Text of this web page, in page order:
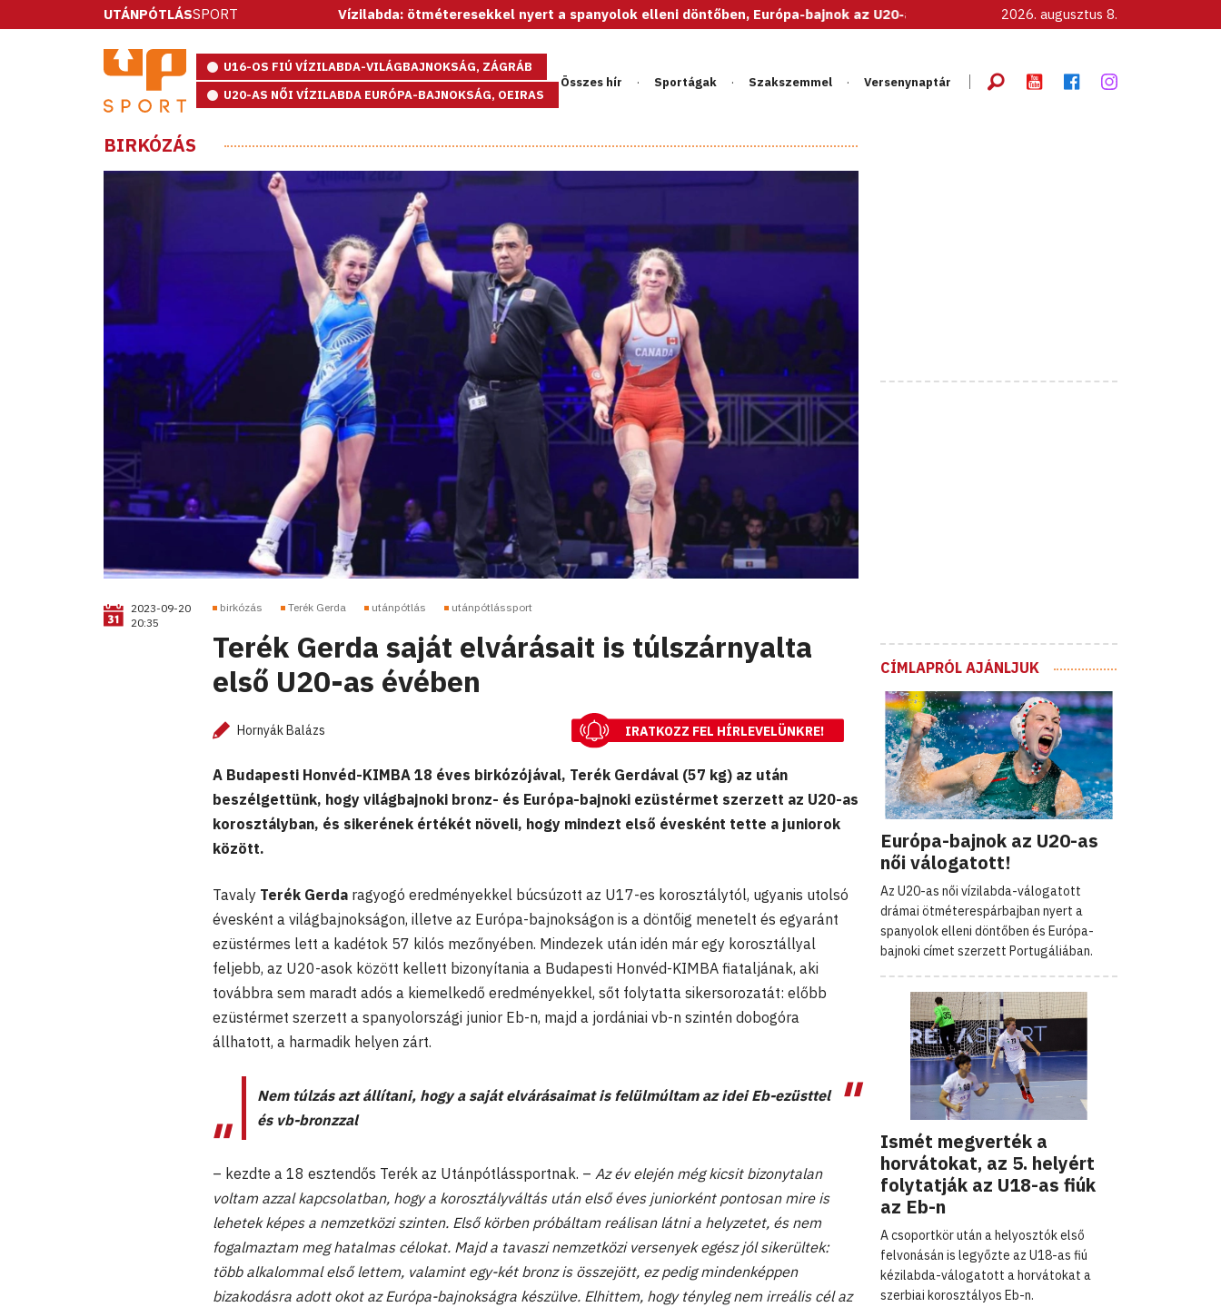
UTÁNPÓTLÁSSPORTVízilabda: ötméteresekkel nyert a spanyolok elleni döntőben, Európa-bajnok az U20-as női válogatott! 2026. augusztus 8.
U16-OS FIÚ VÍZILABDA-VILÁGBAJNOKSÁG, ZÁGRÁB
U20-AS NŐI VÍZILABDA EURÓPA-BAJNOKSÁG, OEIRAS
Összes hír Sportágak Szakszemmel Versenynaptár
BIRKÓZÁS
2023-09-20
20:35
birkózás Terék Gerda utánpótlás utánpótlássport
Terék Gerda saját elvárásait is túlszárnyalta
első U20-as évében
Hornyák Balázs IRATKOZZ FEL HÍRLEVELÜNKRE!
A Budapesti Honvéd-KIMBA 18 éves birkózójával, Terék Gerdával (57 kg) az után
beszélgettünk, hogy világbajnoki bronz- és Európa-bajnoki ezüstérmet szerzett az U20-as
korosztályban, és sikerének értékét növeli, hogy mindezt első évesként tette a juniorok
között.
Tavaly Terék Gerda ragyogó eredményekkel búcsúzott az U17-es korosztálytól, ugyanis utolsó
évesként a világbajnokságon, illetve az Európa-bajnokságon is a döntőig menetelt és egyaránt
ezüstérmes lett a kadétok 57 kilós mezőnyében. Mindezek után idén már egy korosztállyal
feljebb, az U20-asok között kellett bizonyítania a Budapesti Honvéd-KIMBA fiataljának, aki
továbbra sem maradt adós a kiemelkedő eredményekkel, sőt folytatta sikersorozatát: előbb
ezüstérmet szerzett a spanyolországi junior Eb-n, majd a jordániai vb-n szintén dobogóra
állhatott, a harmadik helyen zárt.
Nem túlzás azt állítani, hogy a saját elvárásaimat is felülmúltam az idei Eb-ezüsttel
és vb-bronzzal
– kezdte a 18 esztendős Terék az Utánpótlássportnak. – Az év elején még kicsit bizonytalan
voltam azzal kapcsolatban, hogy a korosztályváltás után első éves juniorként pontosan mire is
lehetek képes a nemzetközi szinten. Első körben próbáltam reálisan látni a helyzetet, és nem
fogalmaztam meg hatalmas célokat. Majd a tavaszi nemzetközi versenyek egész jól sikerültek:
több alkalommal első lettem, valamint egy-két bronz is összejött, ez pedig mindenképpen
bizakodásra adott okot az Európa-bajnokságra készülve. Elhittem, hogy tényleg nem irreális cél az
CÍMLAPRÓL AJÁNLJUK
Európa-bajnok az U20-as
női válogatott!
Az U20-as női vízilabda-válogatott
drámai ötméterespárbajban nyert a
spanyolok elleni döntőben és Európa-
bajnoki címet szerzett Portugáliában.
Ismét megverték a
horvátokat, az 5. helyért
folytatják az U18-as fiúk
az Eb-n
A csoportkör után a helyosztók első
felvonásán is legyőzte az U18-as fiú
kézilabda-válogatott a horvátokat a
szerbiai korosztályos Eb-n.